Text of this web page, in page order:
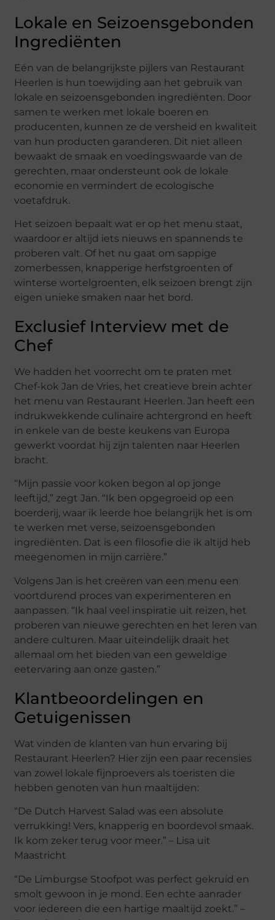
Lokale en Seizoensgebonden
Ingrediënten
Eén van de belangrijkste pijlers van Restaurant
Heerlen is hun toewijding aan het gebruik van
lokale en seizoensgebonden ingrediënten. Door
samen te werken met lokale boeren en
producenten, kunnen ze de versheid en kwaliteit
van hun producten garanderen. Dit niet alleen
bewaakt de smaak en voedingswaarde van de
gerechten, maar ondersteunt ook de lokale
economie en vermindert de ecologische
voetafdruk.
Het seizoen bepaalt wat er op het menu staat,
waardoor er altijd iets nieuws en spannends te
proberen valt. Of het nu gaat om sappige
zomerbessen, knapperige herfstgroenten of
winterse wortelgroenten, elk seizoen brengt zijn
eigen unieke smaken naar het bord.
Exclusief Interview met de
Chef
We hadden het voorrecht om te praten met
Chef-kok Jan de Vries, het creatieve brein achter
het menu van Restaurant Heerlen. Jan heeft een
indrukwekkende culinaire achtergrond en heeft
in enkele van de beste keukens van Europa
gewerkt voordat hij zijn talenten naar Heerlen
bracht.
“Mijn passie voor koken begon al op jonge
leeftijd,” zegt Jan. “Ik ben opgegroeid op een
boerderij, waar ik leerde hoe belangrijk het is om
te werken met verse, seizoensgebonden
ingrediënten. Dat is een filosofie die ik altijd heb
meegenomen in mijn carrière.”
Volgens Jan is het creëren van een menu een
voortdurend proces van experimenteren en
aanpassen. “Ik haal veel inspiratie uit reizen, het
proberen van nieuwe gerechten en het leren van
andere culturen. Maar uiteindelijk draait het
allemaal om het bieden van een geweldige
eetervaring aan onze gasten.”
Klantbeoordelingen en
Getuigenissen
Wat vinden de klanten van hun ervaring bij
Restaurant Heerlen? Hier zijn een paar recensies
van zowel lokale fijnproevers als toeristen die
hebben genoten van hun maaltijden:
“De Dutch Harvest Salad was een absolute
verrukking! Vers, knapperig en boordevol smaak.
Ik kom zeker terug voor meer.” – Lisa uit
Maastricht
“De Limburgse Stoofpot was perfect gekruid en
smolt gewoon in je mond. Een echte aanrader
voor iedereen die een hartige maaltijd zoekt.” –